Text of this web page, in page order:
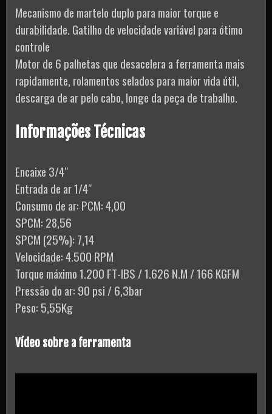
Mecanismo de martelo duplo para maior torque e
durabilidade. Gatilho de velocidade variável para ótimo
controle
Motor de 6 palhetas que desacelera a ferramenta mais
rapidamente, rolamentos selados para maior vida útil,
descarga de ar pelo cabo, longe da peça de trabalho.
Informações Técnicas
Encaixe 3/4″
Entrada de ar 1/4″
Consumo de ar: PCM: 4,00
SPCM: 28,56
SPCM (25%): 7,14
Velocidade: 4.500 RPM
Torque máximo 1.200 FT-IBS / 1.626 N.M / 166 KGFM
Pressão do ar: 90 psi / 6,3bar
Peso: 5,55Kg
Vídeo sobre a ferramenta